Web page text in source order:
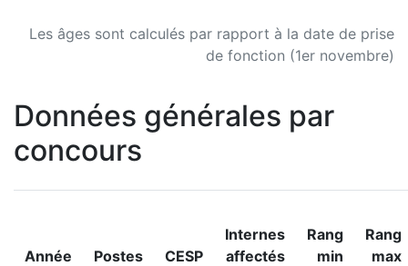
Les âges sont calculés par rapport à la date de prise
de fonction (1er novembre)
Données générales par
concours
Année Postes CESP
Internes
affectés
Rang
min
Rang
max